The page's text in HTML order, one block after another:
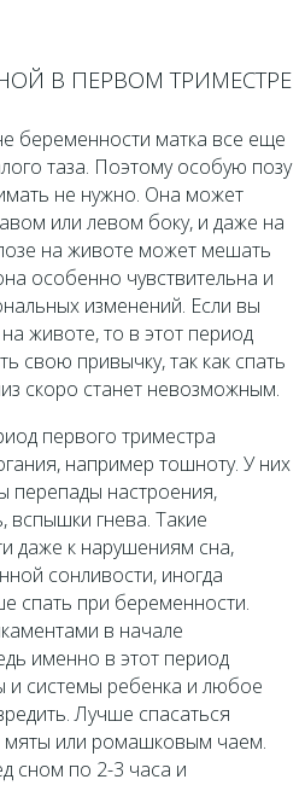
В ПЕРВОМ ТРИМЕСТРЕ
беременности матка все еще
таза. Поэтому особую позу
не нужно. Она может
или левом боку, и даже на
на животе может мешать
особенно чувствительна и
изменений. Если вы
животе, то в этот период
свою привычку, так как спать
скоро станет невозможным.
первого триместра
например тошноту. У них
перепады настроения,
вспышки гнева. Такие
даже к нарушениям сна,
сонливости, иногда
спать при беременности.
в начале
именно в этот период
и системы ребенка и любое
Лучше спасаться
мяты или ромашковым чаем.
сном по 2-3 часа и